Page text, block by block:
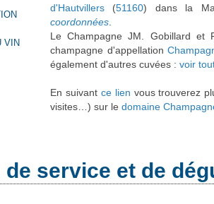
VIN
d'Hautvillers (51160) dans la
coordonnées
Le Champagne JM. Gobillard
champagne d'appellation
également d'autres cuvées : voir
En suivant ce lien vous trouverez
visites…) sur le domaine
de service et de